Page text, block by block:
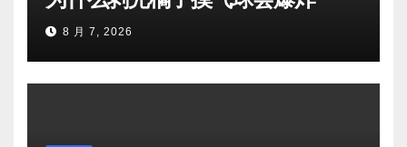
8 月 7, 2026